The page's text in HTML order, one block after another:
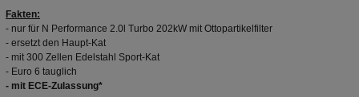
Fakten:
- nur für N Performance 2.0l Turbo 202kW mit Ottopartikelfilter
- ersetzt den Haupt-Kat
- mit 300 Zellen Edelstahl Sport-Kat
- Euro 6 tauglich
- mit ECE-Zulassung*